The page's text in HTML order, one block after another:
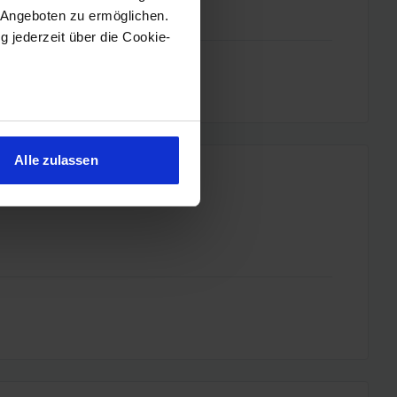
zu ermöglichen.
jederzeit über die Cookie-
können
Präferenzen im
Verwendung unserer
Rahmen Ihrer Nutzung
Alle zulassen